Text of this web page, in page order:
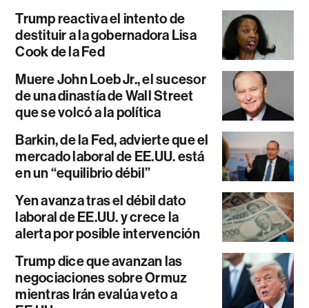
Trump reactiva el intento de
destituir a la gobernadora Lisa
Cook de la Fed
Muere John Loeb Jr., el sucesor
de una dinastía de Wall Street
que se volcó a la política
Barkin, de la Fed, advierte que el
mercado laboral de EE.UU. está
en un “equilibrio débil”
Yen avanza tras el débil dato
laboral de EE.UU. y crece la
alerta por posible intervención
Trump dice que avanzan las
negociaciones sobre Ormuz
mientras Irán evalúa veto a